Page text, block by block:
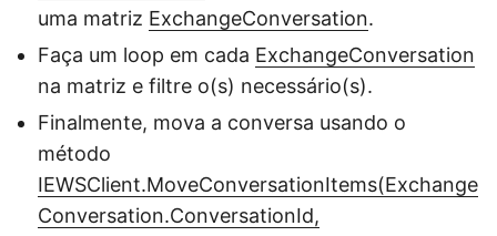
uma matriz ExchangeConversation.
Faça um loop em cada ExchangeConversation
na matriz e filtre o(s) necessário(s).
Finalmente, mova a conversa usando o
método
IEWSClient.MoveConversationItems(Exchange
Conversation.ConversationId,